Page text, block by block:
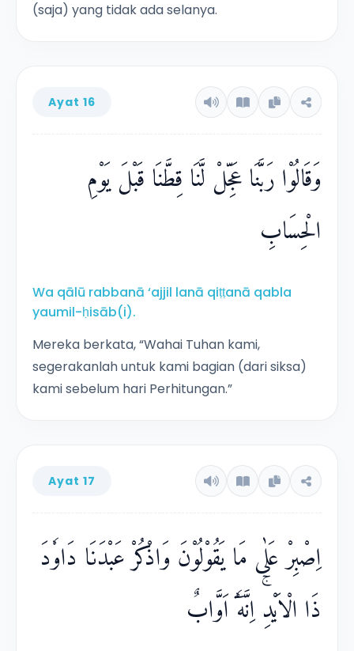
(saja) yang tidak ada selanya.
Ayat 16
وَقَالُوْا رَبَّنَا عَجِّلْ لَّنَا قِطَّنَا قَبْلَ يَوْمِ
الْحِسَابِ
Wa qālū rabbanā ‘ajjil lanā qiṭṭanā qabla
yaumil-ḥisāb(i).
Mereka berkata, “Wahai Tuhan kami,
segerakanlah untuk kami bagian (dari siksa)
kami sebelum hari Perhitungan.”
Ayat 17
اِصْبِرْ عَلٰى مَا يَقُوْلُوْنَ وَاذْكُرْ عَبْدَنَا دَاوٗدَ
ذَا الْاَيْدِۚ اِنَّهٗٓ اَوَّابٌ